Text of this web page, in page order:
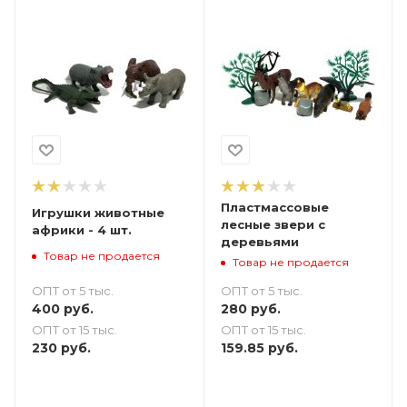
Игрушки животные
африки - 4 шт.
Товар не продается
ОПТ от 5 тыс.
400 руб.
ОПТ от 15 тыс.
230 руб.
Пластмассовые
лесные звери с
деревьями
Товар не продается
ОПТ от 5 тыс.
280руб.
ОПТ от 15 тыс.
159.85руб.